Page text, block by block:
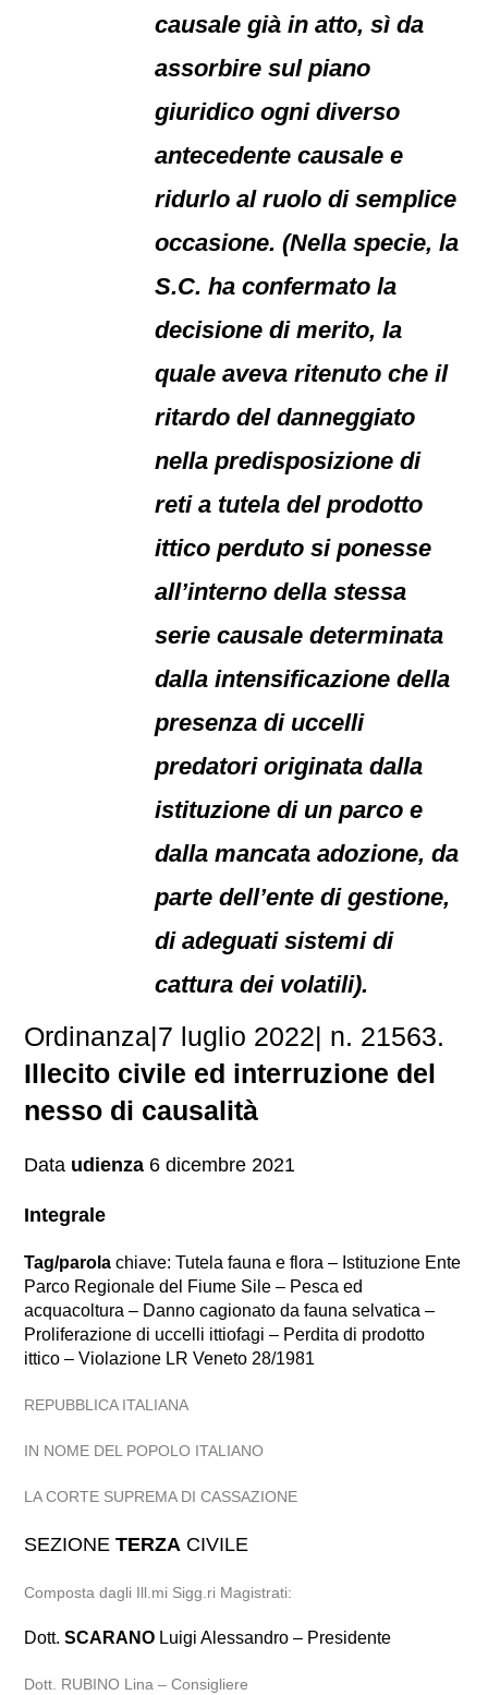
causale già in atto, sì da
assorbire sul piano
giuridico ogni diverso
antecedente causale e
ridurlo al ruolo di semplice
occasione. (Nella specie, la
S.C. ha confermato la
decisione di merito, la
quale aveva ritenuto che il
ritardo del danneggiato
nella predisposizione di
reti a tutela del prodotto
ittico perduto si ponesse
all’interno della stessa
serie causale determinata
dalla intensificazione della
presenza di uccelli
predatori originata dalla
istituzione di un parco e
dalla mancata adozione, da
parte dell’ente di gestione,
di adeguati sistemi di
cattura dei volatili).
Ordinanza|7 luglio 2022| n. 21563.
Illecito civile ed interruzione del
nesso di causalità
Data udienza 6 dicembre 2021
Integrale
Tag/parola chiave: Tutela fauna e flora – Istituzione Ente
Parco Regionale del Fiume Sile – Pesca ed
acquacoltura – Danno cagionato da fauna selvatica –
Proliferazione di uccelli ittiofagi – Perdita di prodotto
ittico – Violazione LR Veneto 28/1981
REPUBBLICA ITALIANA
IN NOME DEL POPOLO ITALIANO
LA CORTE SUPREMA DI CASSAZIONE
SEZIONETERZA CIVILE
Composta dagli Ill.mi Sigg.ri Magistrati:
Dott.SCARANO Luigi Alessandro – Presidente
Dott. RUBINO Lina – Consigliere